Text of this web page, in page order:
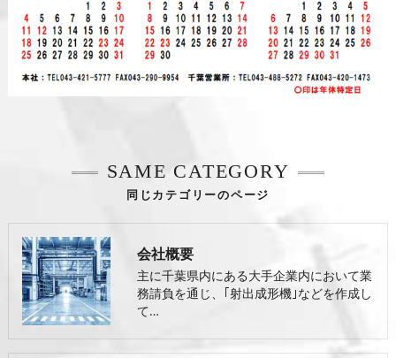
同じカテゴリーのページ
SAME CATEGORY
会社概要
主に千葉県内にある大手企業内において業
務請負を通じ、｢射出成形機｣などを作成し
て…